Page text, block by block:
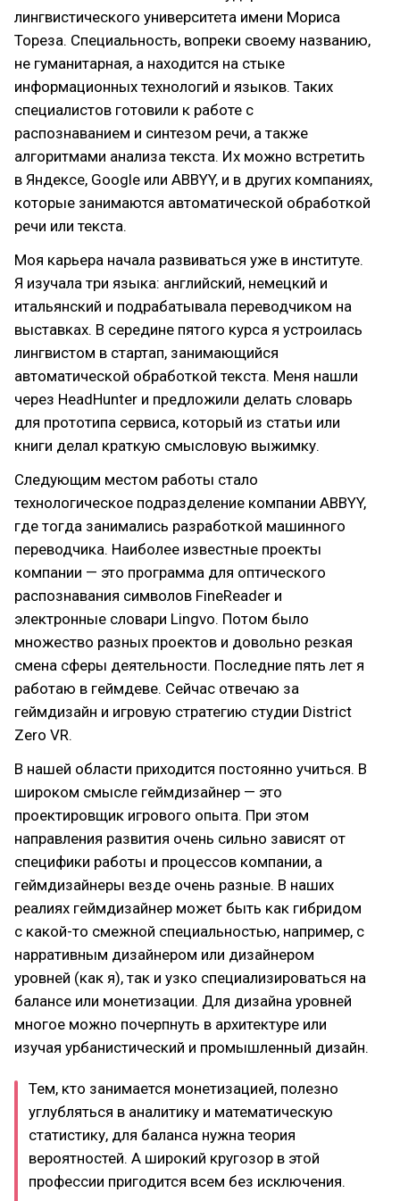
лингвистического университета имени Мориса
Тореза. Специальность, вопреки своему названию,
не гуманитарная, а находится на стыке
информационных технологий и языков. Таких
специалистов готовили к работе с
распознаванием и синтезом речи, а также
алгоритмами анализа текста. Их можно встретить
в Яндексе, Google или ABBYY, и в других компаниях,
которые занимаются автоматической обработкой
речи или текста.
Моя карьера начала развиваться уже в институте.
Я изучала три языка: английский, немецкий и
итальянский и подрабатывала переводчиком на
выставках. В середине пятого курса я устроилась
лингвистом в стартап, занимающийся
автоматической обработкой текста. Меня нашли
через HeadHunter и предложили делать словарь
для прототипа сервиса, который из статьи или
книги делал краткую смысловую выжимку.
Следующим местом работы стало
технологическое подразделение компании ABBYY,
где тогда занимались разработкой машинного
переводчика. Наиболее известные проекты
компании — это программа для оптического
распознавания символов FineReader и
электронные словари Lingvo. Потом было
множество разных проектов и довольно резкая
смена сферы деятельности. Последние пять лет я
работаю в геймдеве. Сейчас отвечаю за
геймдизайн и игровую стратегию студии District
Zero VR.
В нашей области приходится постоянно учиться. В
широком смысле геймдизайнер — это
проектировщик игрового опыта. При этом
направления развития очень сильно зависят от
специфики работы и процессов компании, а
геймдизайнеры везде очень разные. В наших
реалиях геймдизайнер может быть как гибридом
с какой-то смежной специальностью, например, с
нарративным дизайнером или дизайнером
уровней (как я), так и узко специализироваться на
балансе или монетизации. Для дизайна уровней
многое можно почерпнуть в архитектуре или
изучая урбанистический и промышленный дизайн.
Тем, кто занимается монетизацией, полезно
углубляться в аналитику и математическую
статистику, для баланса нужна теория
вероятностей. А широкий кругозор в этой
профессии пригодится всем без исключения.